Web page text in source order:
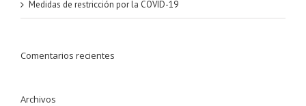
Medidas de restricción por la COVID-19
Comentarios recientes
Archivos